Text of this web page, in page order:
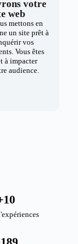
votre
web
mettons en
un site prêt à
vos
Vous êtes
à impacter
audience.
10